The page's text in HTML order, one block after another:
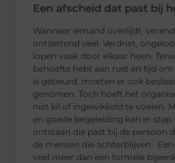
Een afscheid dat past bij
Wanneer iemand overlijdt,
ontzettend veel. Verdriet,
lopen vaak door elkaar heen.
behoefte hebt aan rust en tijd
is gebeurd, moeten er ook
genomen. Toch hoeft het
niet kil of ingewikkeld te voelen.
en goede begeleiding kan er
ontstaan die past bij de persoon
de mensen die achterblijven.
veel meer dan een formele